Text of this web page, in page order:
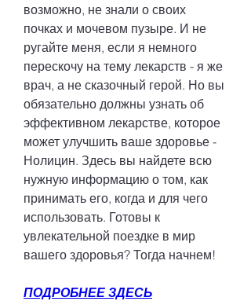
возможно, не знали о своих
почках и мочевом пузыре. И не
ругайте меня, если я немного
перескочу на тему лекарств - я же
врач, а не сказочный герой. Но вы
обязательно должны узнать об
эффективном лекарстве, которое
может улучшить ваше здоровье -
Нолицин. Здесь вы найдете всю
нужную информацию о том, как
принимать его, когда и для чего
использовать. Готовы к
увлекательной поездке в мир
вашего здоровья? Тогда начнем!
ПОДРОБНЕЕ ЗДЕСЬ